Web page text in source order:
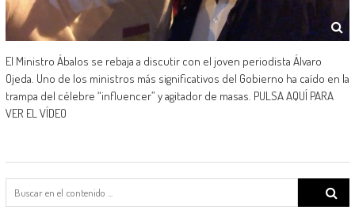
El Ministro Ábalos se rebaja a discutir con el joven periodista Álvaro
Ojeda. Uno de los ministros más significativos del Gobierno ha caído en la
trampa del célebre “influencer” y agitador de masas. PULSA AQUÍ PARA
VER EL VÍDEO
Search